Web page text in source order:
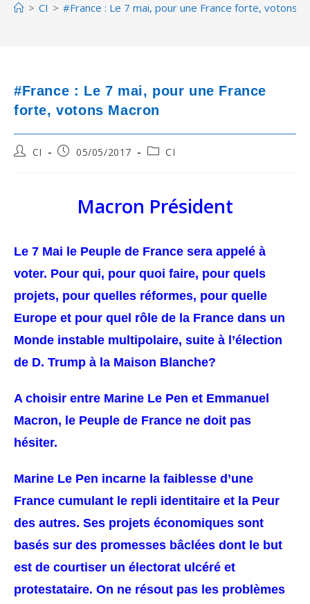
> CI > #France : Le 7 mai, pour une France forte, votons
#France : Le 7 mai, pour une France
forte, votons Macron
PostCI
Post05/05/2017
PostCI
Macron Président
Le 7 Mai le Peuple de France sera appelé à
voter. Pour qui, pour quoi faire, pour quels
projets, pour quelles réformes, pour quelle
Europe et pour quel rôle de la France dans un
Monde instable multipolaire, suite à l’élection
de D. Trump à la Maison Blanche?
A choisir entre Marine Le Pen et Emmanuel
Macron, le Peuple de France ne doit pas
hésiter.
Marine Le Pen incarne la faiblesse d’une
France cumulant le repli identitaire et la Peur
des autres. Ses projets économiques sont
basés sur des promesses bâclées dont le but
est de courtiser un électorat ulcéré et
protestataire. On ne résout pas les problèmes